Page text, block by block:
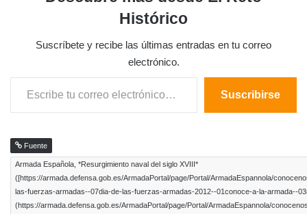
Histórico
Suscríbete y recibe las últimas entradas en tu correo
electrónico.
Escribe tu correo electrónico…
Suscribirse
Fuente
Armada Española, *Resurgimiento naval del siglo XVIII*
([https://armada.defensa.gob.es/ArmadaPortal/page/Portal/ArmadaEspannola/
las-fuerzas-armadas--07dia-de-las-fuerzas-armadas-2012--01conoce-a-la-armada--
(https://armada.defensa.gob.es/ArmadaPortal/page/Portal/ArmadaEspannola/